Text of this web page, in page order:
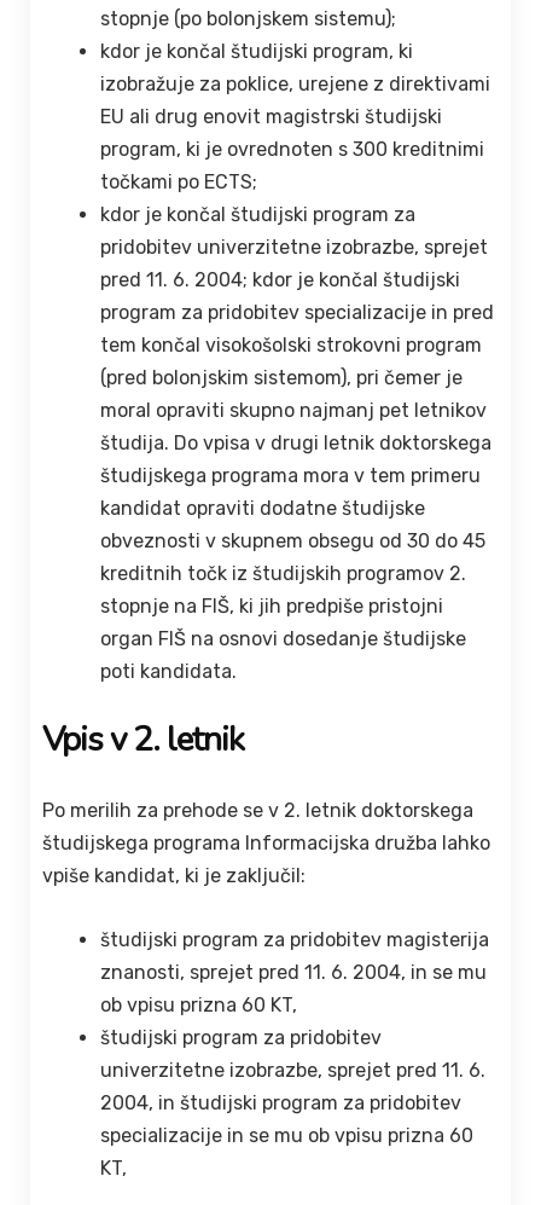
stopnje (po bolonjskem sistemu);
kdor je končal študijski program, ki
izobražuje za poklice, urejene z direktivami
EU ali drug enovit magistrski študijski
program, ki je ovrednoten s 300 kreditnimi
točkami po ECTS;
kdor je končal študijski program za
pridobitev univerzitetne izobrazbe, sprejet
pred 11. 6. 2004; kdor je končal študijski
program za pridobitev specializacije in pred
tem končal visokošolski strokovni program
(pred bolonjskim sistemom), pri čemer je
moral opraviti skupno najmanj pet letnikov
študija. Do vpisa v drugi letnik doktorskega
študijskega programa mora v tem primeru
kandidat opraviti dodatne študijske
obveznosti v skupnem obsegu od 30 do 45
kreditnih točk iz študijskih programov 2.
stopnje na FIŠ, ki jih predpiše pristojni
organ FIŠ na osnovi dosedanje študijske
poti kandidata.
Vpis v 2. letnik
Po merilih za prehode se v 2. letnik doktorskega
študijskega programa Informacijska družba lahko
vpiše kandidat, ki je zaključil:
študijski program za pridobitev magisterija
znanosti, sprejet pred 11. 6. 2004, in se mu
ob vpisu prizna 60 KT,
študijski program za pridobitev
univerzitetne izobrazbe, sprejet pred 11. 6.
2004, in študijski program za pridobitev
specializacije in se mu ob vpisu prizna 60
KT,